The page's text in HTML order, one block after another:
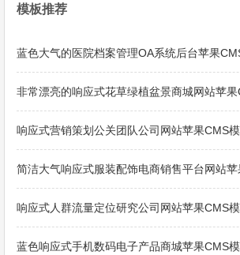
模板推荐
蓝色大气的医院档案管理OA系统后台苹果
非常漂亮的响应式花草绿植盆景商城网站苹果
响应式营销策划公关团队公司网站苹果CMS
简洁大气响应式服装配饰电商销售平台网站苹
响应式人群流量定位研究公司网站苹果CMS
蓝色响应式手机数码电子产品商城苹果CMS